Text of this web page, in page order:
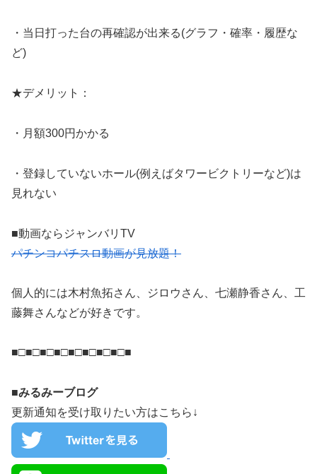
・当日打った台の再確認が出来る(グラフ・確率・履歴な
ど)
★デメリット：
・月額300円かかる
・登録していないホール(例えばタワービクトリーなど)は
見れない
■動画ならジャンバリTV
パチンコパチスロ動画が見放題！
個人的には木村魚拓さん、ジロウさん、七瀬静香さん、工
藤舞さんなどが好きです。
■□■□■□■□■□■□■□■□■
■みるみーブログ
更新通知を受け取りたい方はこちら↓